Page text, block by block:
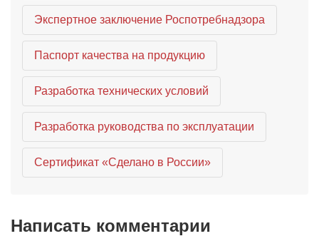
Экспертное заключение Роспотребнадзора
Паспорт качества на продукцию
Разработка технических условий
Разработка руководства по эксплуатации
Сертификат «Сделано в России»
Написать комментарии